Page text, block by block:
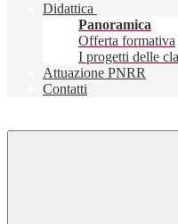
Didattica
Panoramica
Offerta formativa
I progetti delle
Attuazione PNRR
Contatti